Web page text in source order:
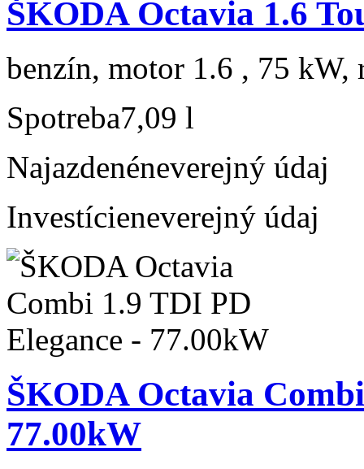
ŠKODA Octavia 1.6
benzín, motor 1.6 , 75 kW,
Spotreba7,09 l
Najazdenéneverejný údaj
Investícieneverejný údaj
ŠKODA Octavia
77.00kW